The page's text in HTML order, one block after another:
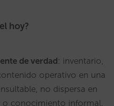
hoy?
de verdad: inventario,
operativo en una
no dispersa en
o conocimiento informal.